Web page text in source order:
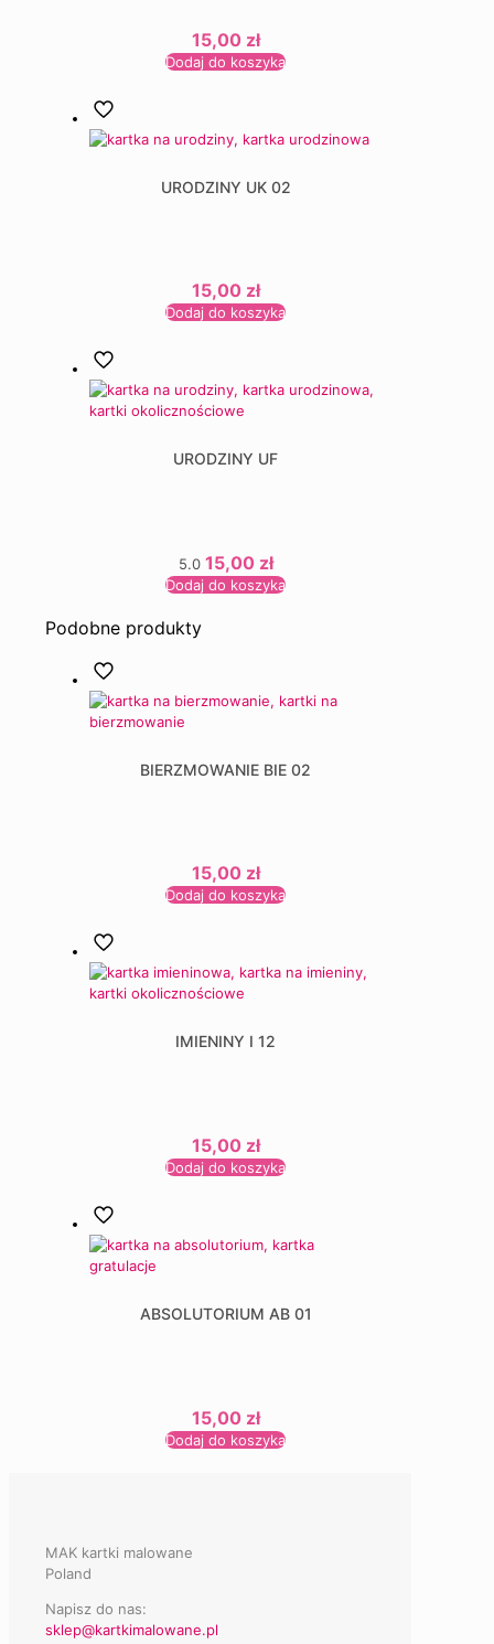
15,00 zł
Dodaj do koszyka
URODZINY UK 02
15,00 zł
Dodaj do koszyka
URODZINY UF
5.0 15,00 zł
Dodaj do koszyka
Podobne produkty
BIERZMOWANIE BIE 02
15,00 zł
Dodaj do koszyka
IMIENINY I 12
15,00 zł
Dodaj do koszyka
ABSOLUTORIUM AB 01
15,00 zł
Dodaj do koszyka
MAK kartki malowane
Poland
Napisz do nas:
sklep@kartkimalowane.pl